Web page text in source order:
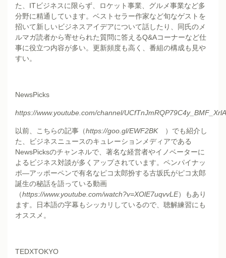
た、ITビジネスに限らず、ロケット事業、グルメ事業など多
分野に精通しています。ベストセラー作家など旬なゲストを
招いて新しいビジネスアイデアについて話したり、同氏のメ
ルマガ読者から寄せられた質問に答えるQ&Aコーナーなど仕
事に役立つ内容が多い。更新頻度も高く、番組の構成も見や
すい。
NewsPicks
https://www.youtube.com/channel/
以前、 こちらの記事 （https://goo.gl/EWF2BK）でも紹介し
た、ビジネスニュースのキュレーションメディアである
NewsPicksのチャンネルで、著名な経営者やイノベーターに
よるビジネス対談が多くアップされています。ペンパイナッ
ポ―アッポーペンで有名なピコ太郎扮する古坂氏がピコ太郎
誕生の秘話を語っている動画
（https://www.youtube.com/watch?v=XOlE7uqvvLE）もあり
ます。日本語の字幕もシッカリしているので、聴解練習にも
オススメ。
TEDXTOKYO